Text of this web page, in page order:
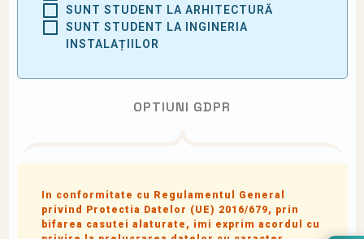
SUNT STUDENT LA ARHITECTURĂ
SUNT STUDENT LA INGINERIA
INSTALAȚIILOR
OPTIUNI GDPR
In conformitate cu Regulamentul General
privind Protectia Datelor (UE) 2016/679, prin
bifarea casutei alaturate, imi exprim acordul cu